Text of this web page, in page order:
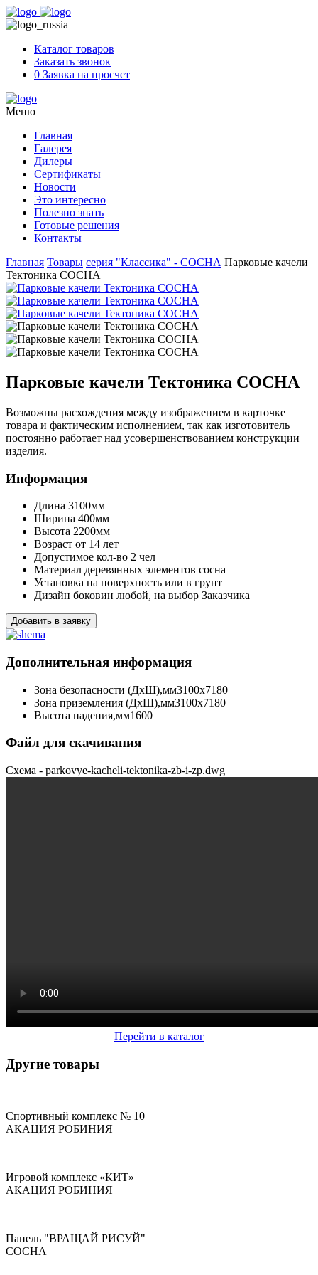
Skip
to
Каталог товаров
Заказать звонок
0 Заявка на просчет
Меню
Главная
Галерея
Дилеры
Сертификаты
Новости
Это интересно
Полезно знать
Готовые решения
Контакты
Главная Товары серия "Классика" - СОСНА Парковые качели
Тектоника СОСНА
Парковые качели Тектоника СОСНА
Возможны расхождения между изображением в карточке
товара и фактическим исполнением, так как изготовитель
постоянно работает над усовершенствованием конструкции
изделия.
Информация
Длина 3100мм
Ширина 400мм
Высота 2200мм
Возраст от 14 лет
Допустимое кол-во 2 чел
Материал деревянных элементов сосна
Установка на поверхность или в грунт
Дизайн боковин любой, на выбор Заказчика
Добавить в заявку
Дополнительная информация
Зона безопасности (ДхШ),мм3100х7180
Зона приземления (ДхШ),мм3100х7180
Высота падения,мм1600
Файл для скачивания
Схема - parkovye-kacheli-tektonika-zb-i-zp.dwg
Перейти в каталог
Другие товары
Спортивный комплекс № 10
АКАЦИЯ РОБИНИЯ
Игровой комплекс «КИТ»
АКАЦИЯ РОБИНИЯ
Панель "ВРАЩАЙ РИСУЙ"
СОСНА